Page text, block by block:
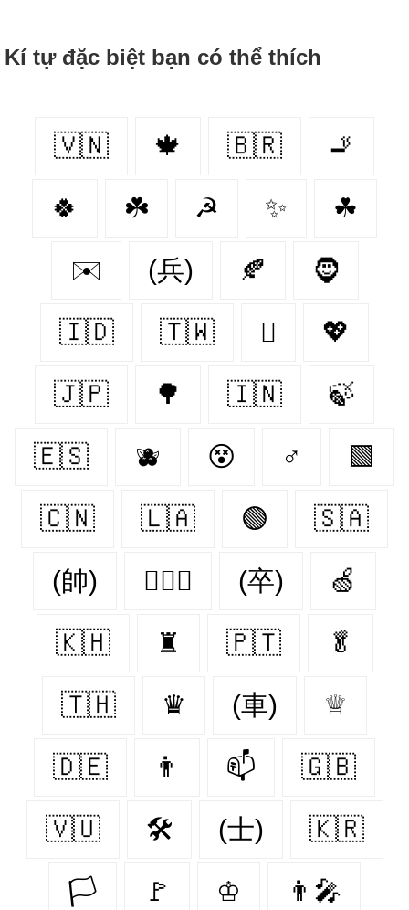
Kí tự đặc biệt bạn có thể thích
🇻🇳 🍁 🇧🇷 🚬
🍀 ☘️ ☭ ✨ ☘
✉️ (兵) 🍂 🧔
🇮🇩 🇹🇼 🪾 💖
🇯🇵 🌳 🇮🇳 🍃
🇪🇸 🫐 😵 ♂ 🟩
🇨🇳 🇱🇦 🟢 🇸🇦
(帥) 👩‍❤️‍👨 (卒) 🍏
🇰🇭 ♜ 🇵🇹 🥬
🇹🇭 ♛ (車) ♕
🇩🇪 👨 📫 🇬🇧
🇻🇺 🛠 (士) 🇰🇷
🏳 🚩 ♔ 👨‍🎤